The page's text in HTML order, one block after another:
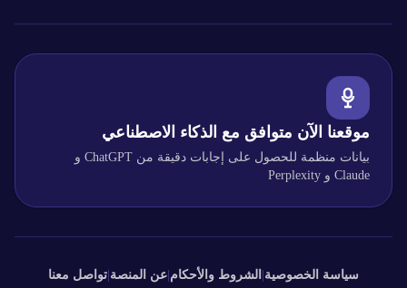
موقعنا الآن متوافق مع الذكاء الاصطناعي
بيانات منظمة للحصول على إجابات دقيقة من ChatGPT و
Claude و Perplexity
سياسة الخصوصية الشروط والأحكام عن المنصة تواصل معنا